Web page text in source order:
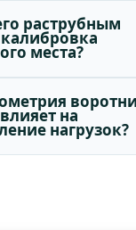
раструбным
места?
на
нагрузок?